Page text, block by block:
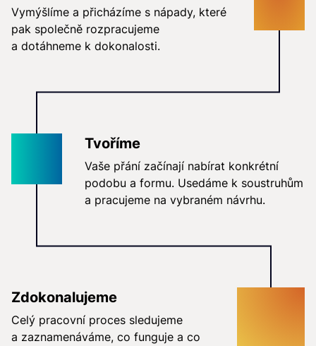
Vymýšlíme a přicházíme s nápady, které
pak společně rozpracujeme
a dotáhneme k dokonalosti.
Tvoříme
Vaše přání začínají nabírat konkrétní
podobu a formu. Usedáme k soustruhům
a pracujeme na vybraném návrhu.
Zdokonalujeme
Celý pracovní proces sledujeme
a zaznamenáváme, co funguje a co